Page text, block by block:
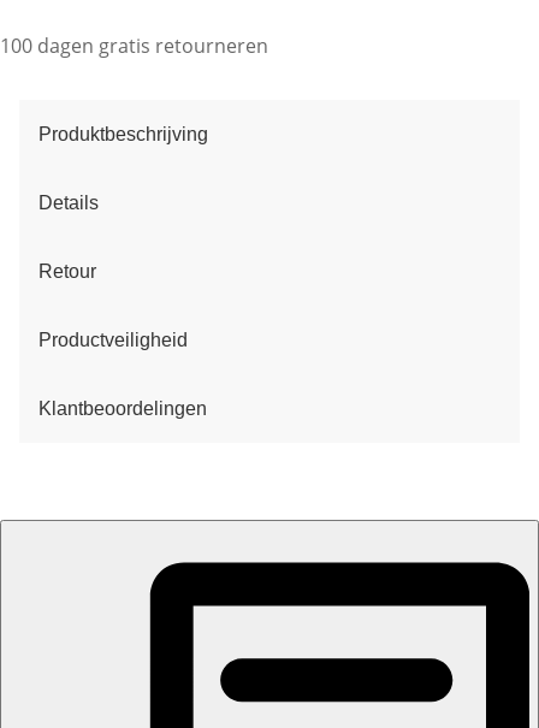
100 dagen gratis retourneren
Produktbeschrijving
Details
Retour
Productveiligheid
Klantbeoordelingen